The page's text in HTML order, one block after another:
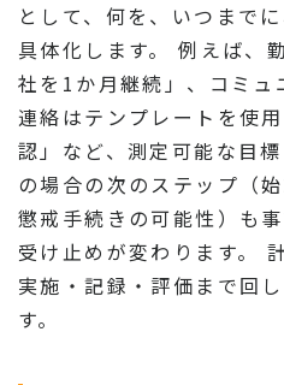
として、何を、いつまで
具体化します。 例えば、
社を1か月継続」、コミュ
連絡はテンプレートを使
認」など、測定可能な目
の場合の次のステップ（
懲戒手続きの可能性）も
受け止めが変わります。
実施・記録・評価まで回
す。